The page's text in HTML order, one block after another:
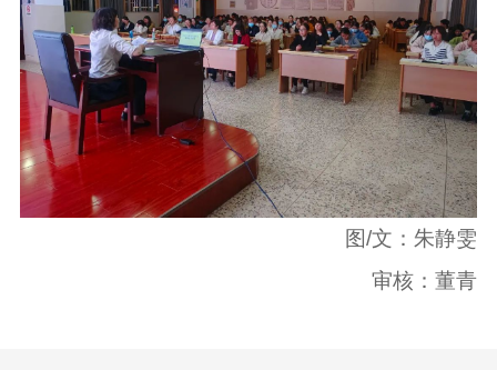
图/文：朱静雯
审核：董青